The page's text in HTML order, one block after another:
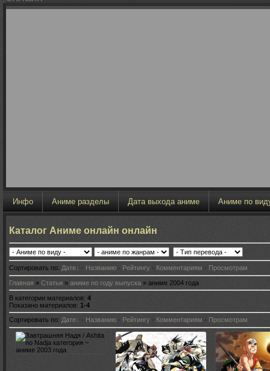
Инфо Аниме разделы Дата выхода аниме Аниме по
Каталог Аниме онлайн онлайн
Сортировать по: Дате · Названию · Рейтингу · Комментариям · Просмотрам
Главная » Статьи » аниме по году выпуска » аниме 2004 года
В категории материалов: 4
Показано материалов: 1-4
Сортировать по: Дате · Названию · Рейтингу · Комментариям · Просмотрам